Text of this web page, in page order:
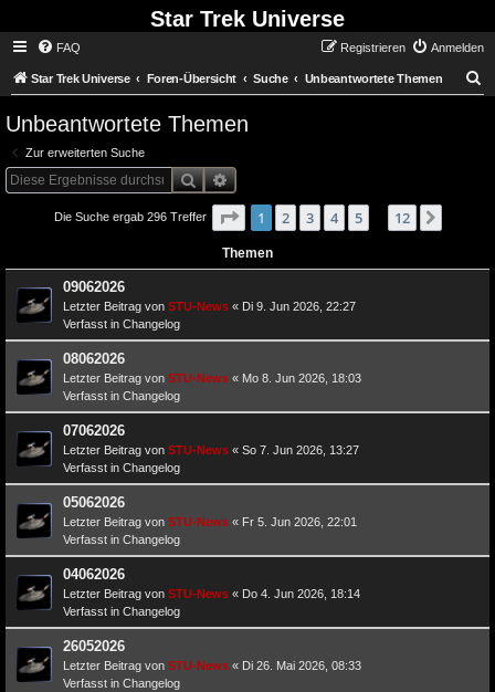
Star Trek Universe
FAQ Anmelden
Registrieren
Star Trek Universe Foren-Übersicht Suche Unbeantwortete Themen
Unbeantwortete Themen
Zur erweiterten Suche
SucheErweiterte Suche
Die Suche ergab 296 Treffer Seite 1 von 12
1 2 3 4 5 12
Themen
09062026
Letzter Beitrag von STU-News « Di 9. Jun 2026, 22:27
Verfasst in Changelog
08062026
Letzter Beitrag von STU-News « Mo 8. Jun 2026, 18:03
Verfasst in Changelog
07062026
Letzter Beitrag von STU-News « So 7. Jun 2026, 13:27
Verfasst in Changelog
05062026
Letzter Beitrag von STU-News « Fr 5. Jun 2026, 22:01
Verfasst in Changelog
04062026
Letzter Beitrag von STU-News « Do 4. Jun 2026, 18:14
Verfasst in Changelog
26052026
Letzter Beitrag von STU-News « Di 26. Mai 2026, 08:33
Verfasst in Changelog